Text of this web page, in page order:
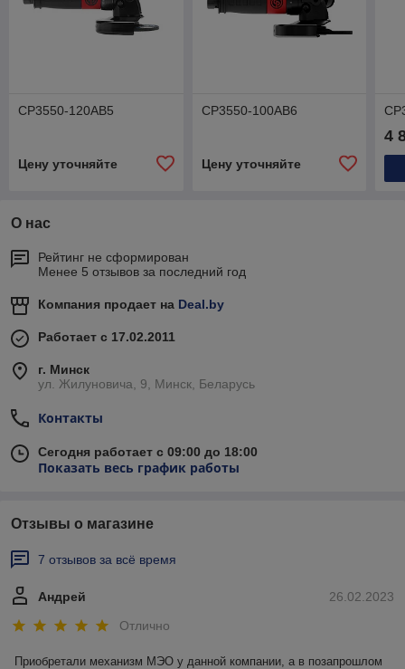
CP3550-120AB5
Цену уточняйте
CP3550-100AB6
Цену уточняйте
4
О нас
Рейтинг не сформирован
Менее 5 отзывов за последний год
Компания продает на Deal.by
Работает с 17.02.2011
г. Минск
ул. Жилуновича, 9, Минск, Беларусь
Контакты
Сегодня работает с 09:00 до 18:00
Показать весь график работы
Отзывы о магазине
7 отзывов за всё время
26.02.2023
Андрей
Отлично
Приобретали механизм МЭО у данной компании, а в позапрошлом